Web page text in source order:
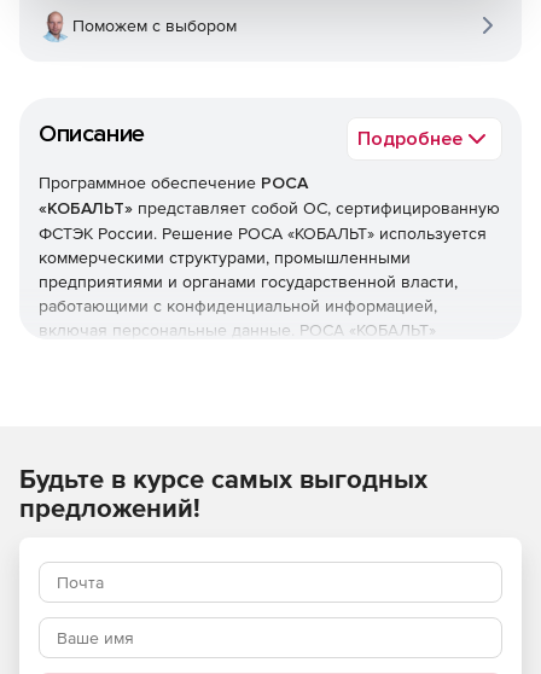
Описание Подробнее
Программное обеспечение РОСА
«КОБАЛЬТ» представляет собой ОС, сертифицированную
ФСТЭК России. Решение РОСА «КОБАЛЬТ» используется
коммерческими структурами, промышленными
предприятиями и органами государственной власти,
работающими с конфиденциальной информацией,
включая персональные данные. РОСА «КОБАЛЬТ»
ОС РОСА SX «КОБАЛЬТ» серверного назначения
сертифицирована ФСТЭК по 5 классу защищенности от
автоматизированных системах уровня не выше 1Г.
Система может быть использована для решения
широкого круга задач: размещения web-сайтов и
приложений, управления учетными записями, хранения и
Поможем с выбором
Будьте в курсе самых выгодных
предложений!